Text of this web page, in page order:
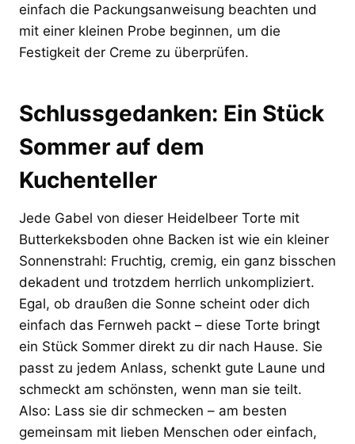
einfach die Packungsanweisung beachten und
mit einer kleinen Probe beginnen, um die
Festigkeit der Creme zu überprüfen.
Schlussgedanken: Ein Stück
Sommer auf dem
Kuchenteller
Jede Gabel von dieser Heidelbeer Torte mit
Butterkeksboden ohne Backen ist wie ein kleiner
Sonnenstrahl: Fruchtig, cremig, ein ganz bisschen
dekadent und trotzdem herrlich unkompliziert.
Egal, ob draußen die Sonne scheint oder dich
einfach das Fernweh packt – diese Torte bringt
ein Stück Sommer direkt zu dir nach Hause. Sie
passt zu jedem Anlass, schenkt gute Laune und
schmeckt am schönsten, wenn man sie teilt.
Also: Lass sie dir schmecken – am besten
gemeinsam mit lieben Menschen oder einfach,